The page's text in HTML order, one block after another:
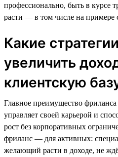
профессионально, быть в курсе
расти — в том числе на примере
Какие
увеличить
клиентскую
Главное преимущество
управляет своей карьерой и
рост без корпоративных
фриланс — для активных:
желающий расти в доходе, не